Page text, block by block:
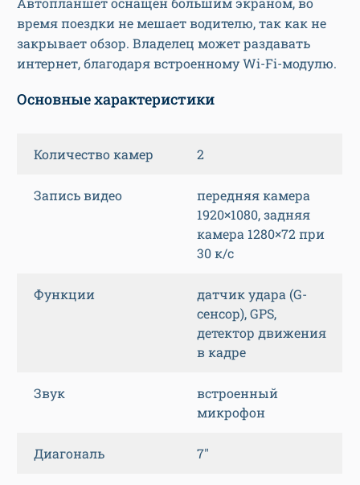
время поездки не мешает водителю, так как не
закрывает обзор. Владелец может раздавать
интернет, благодаря встроенному Wi-Fi-модулю.
Основные характеристики
Количество камер 2
Запись видео
передняя камера
1920×1080, задняя
камера 1280×72 при
30 к/с
Функции
датчик удара (G-
сенсор), GPS,
детектор движения
в кадре
Звук
встроенный
микрофон
Диагональ 7″